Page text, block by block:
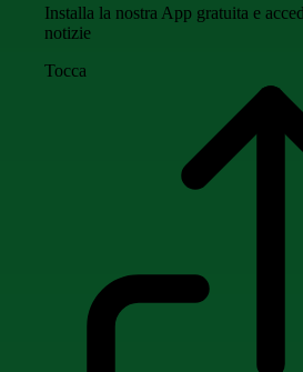
Installa la nostra App gratuita e
notizie
Tocca